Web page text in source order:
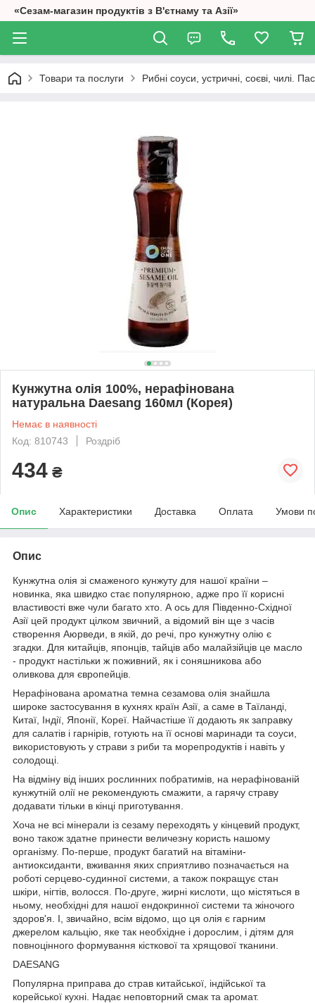
«Сезам-магазин продуктів з В'єтнаму та Азії»
Товари та послуги Рибні соуси, устричні, соєві, чилі.
Кунжутна олія 100%, нерафінована
натуральна Daesang 160мл (Корея)
Немає в наявності
Код: 810743
Роздріб
434 ₴
Опис Характеристики Доставка Оплата Умови
Опис
Кунжутна олія зі смаженого кунжуту для нашої країни –
новинка, яка швидко стає популярною, адже про її корисні
властивості вже чули багато хто. А ось для Південно-Східної
Азії цей продукт цілком звичний, а відомий він ще з часів
створення Аюрведи, в якій, до речі, про кунжутну олію є
згадки. Для китайців, японців, тайців або малайзійців це масло
- продукт настільки ж поживний, як і соняшникова або
оливкова для європейців.
Нерафінована ароматна темна сезамова олія знайшла
широке застосування в кухнях країн Азії, а саме в Таїланді,
Китаї, Індії, Японії, Кореї. Найчастіше її додають як заправку
для салатів і гарнірів, готують на її основі маринади та соуси,
використовують у страви з риби та морепродуктів і навіть у
солодощі.
На відміну від інших рослинних побратимів, на нерафінованій
кунжутній олії не рекомендують смажити, а гарячу страву
додавати тільки в кінці приготування.
Хоча не всі мінерали із сезаму переходять у кінцевий продукт,
воно також здатне принести величезну користь нашому
організму. По-перше, продукт багатий на вітаміни-
антиоксиданти, вживання яких сприятливо позначається на
роботі серцево-судинної системи, а також покращує стан
шкіри, нігтів, волосся. По-друге, жирні кислоти, що містяться в
ньому, необхідні для нашої ендокринної системи та жіночого
здоров'я. І, звичайно, всім відомо, що ця олія є гарним
джерелом кальцію, яке так необхідне і дорослим, і дітям для
повноцінного формування кісткової та хрящової тканини.
DAESANG
Популярна приправа до страв китайської, індійської та
корейської кухні. Надає неповторний смак та аромат.